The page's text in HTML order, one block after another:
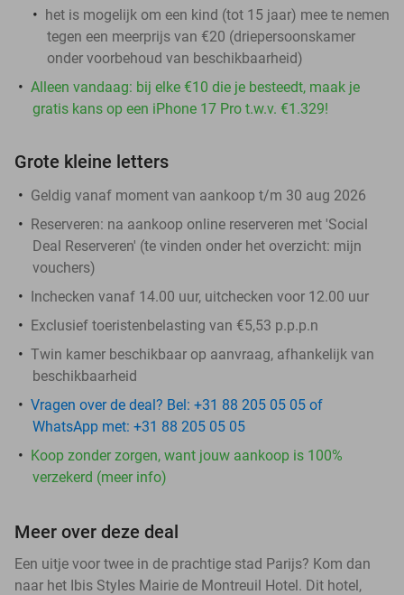
het is mogelijk om een kind (tot 15 jaar) mee te nemen
tegen een meerprijs van €20 (driepersoonskamer
onder voorbehoud van beschikbaarheid)
Alleen vandaag: bij elke €10 die je besteedt, maak je
gratis kans op een iPhone 17 Pro t.w.v. €1.329!
Grote kleine letters
Geldig vanaf moment van aankoop t/m 30 aug 2026
Reserveren: na aankoop online reserveren met 'Social
Deal Reserveren' (te vinden onder het overzicht: mijn
vouchers)
Inchecken vanaf 14.00 uur, uitchecken voor 12.00 uur
Exclusief toeristenbelasting van €5,53 p.p.p.n
Twin kamer beschikbaar op aanvraag, afhankelijk van
beschikbaarheid
Vragen over de deal? Bel: +31 88 205 05 05 of
WhatsApp met: +31 88 205 05 05
Koop zonder zorgen, want jouw aankoop is 100%
verzekerd (meer info)
Meer over deze deal
Een uitje voor twee in de prachtige stad Parijs? Kom dan
naar het Ibis Styles Mairie de Montreuil Hotel. Dit hotel,